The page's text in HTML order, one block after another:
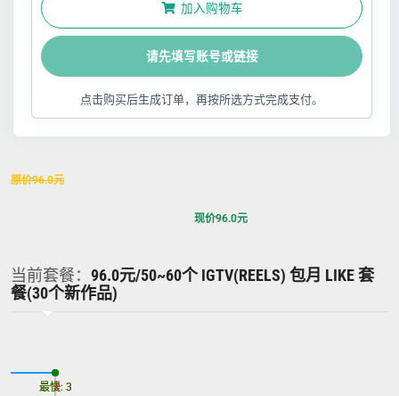
加入购物车
请先填写账号或链接
点击购买后生成订单，再按所选方式完成支付。
原价96.0元
现价96.0元
当前套餐： 96.0元/50~60个 IGTV(REELS) 包月 LIKE 套
餐(30个新作品)
最慢: 3
最快: 3